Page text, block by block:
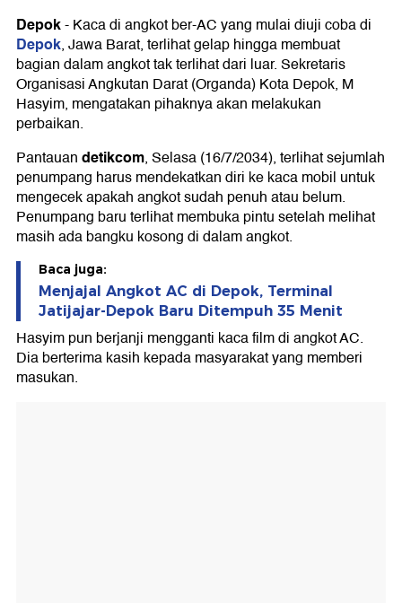
Depok-Kaca di angkot ber-AC yang mulai diuji coba di
Depok, Jawa Barat, terlihat gelap hingga membuat
bagian dalam angkot tak terlihat dari luar. Sekretaris
Organisasi Angkutan Darat (Organda) Kota Depok, M
Hasyim, mengatakan pihaknya akan melakukan
perbaikan.
Pantauandetikcom, Selasa (16/7/2034), terlihat sejumlah
penumpang harus mendekatkan diri ke kaca mobil untuk
mengecek apakah angkot sudah penuh atau belum.
Penumpang baru terlihat membuka pintu setelah melihat
masih ada bangku kosong di dalam angkot.
Baca juga:
Menjajal Angkot AC di Depok, Terminal
Jatijajar-Depok Baru Ditempuh 35 Menit
Hasyim pun berjanji mengganti kaca film di angkot AC.
Dia berterima kasih kepada masyarakat yang memberi
masukan.